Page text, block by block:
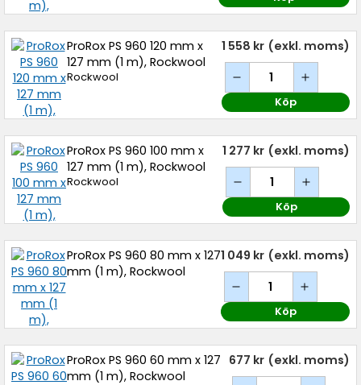
ProRox PS 960 120 mm x
127 mm (1 m), Rockwool
Rockwool
1 558 kr (exkl. moms)
Köp
ProRox PS 960 100 mm x
127 mm (1 m), Rockwool
Rockwool
1 277 kr (exkl. moms)
Köp
ProRox PS 960 80 mm x 127
mm (1 m), Rockwool
1 049 kr (exkl. moms)
Köp
ProRox PS 960 60 mm x 127
mm (1 m), Rockwool
677 kr (exkl. moms)